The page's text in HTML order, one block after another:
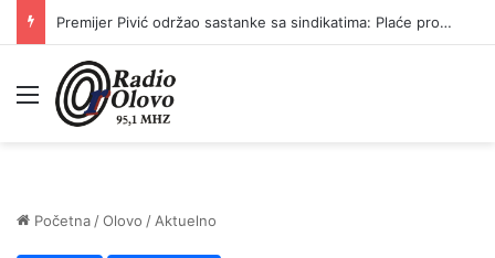
Premijer Pivić održao sastanke sa sindikatima: Plaće prosvjetnih radnika, policije i državnih službenika od 1. jula veće za 10 posto
Meni
Početna /Olovo / Aktuelno